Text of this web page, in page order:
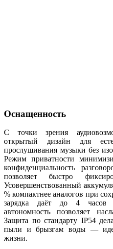
Оснащенность
С точки зрения
открытый дизайн для
прослушивания музыки без
Режим приватности
конфиденциальность
позволяет быстро
Усовершенствованный
% компактнее аналогов при
зарядка даёт до 4 часов
автономность позволяет
Защита по стандарту IP54
пыли и брызгам воды —
жизни.